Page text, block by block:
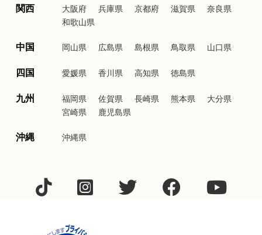
関西 大阪府 兵庫県 京都府 滋賀県
奈良県
和歌山県
中国 岡山県 広島県 島根県 鳥取県 山口県
四国 愛媛県 香川県 高知県 徳島県
九州 福岡県 佐賀県 長崎県 熊本県
大分県
宮崎県
鹿児島県
沖縄 沖縄県